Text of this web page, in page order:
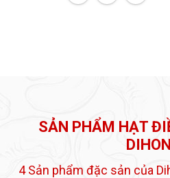
SẢN PHẨM HẠT
4 Sản phẩm đặc sản của